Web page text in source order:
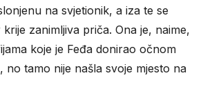
na svjetionik, a iza te se
zanimljiva priča. Ona je, naime,
koje je Feđa donirao očnom
no tamo nije našla svoje mjesto na